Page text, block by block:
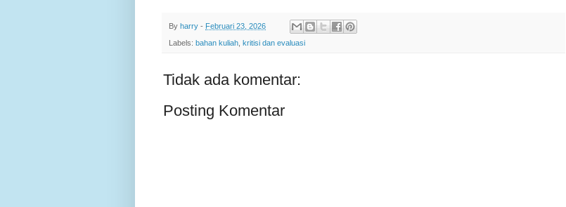
By harry - Februari 23, 2026
Labels: bahan kuliah kritisi dan evaluasi
Tidak ada komentar:
Posting Komentar